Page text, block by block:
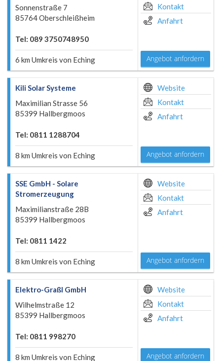
Sonnenstraße 7
85764 Oberschleißheim
Tel: 089 3750748950
6 km Umkreis von Eching
Kontakt
Anfahrt
Angebot anfordern
Kili Solar Systeme
Maximilian Strasse 56
85399 Hallbergmoos
Tel: 0811 1288704
8 km Umkreis von Eching
Website
Kontakt
Anfahrt
Angebot anfordern
SSE GmbH - Solare
Stromerzeugung
Maximilianstraße 28B
85399 Hallbergmoos
Tel: 0811 1422
8 km Umkreis von Eching
Website
Kontakt
Anfahrt
Angebot anfordern
Elektro-Graßl GmbH
Wilhelmstraße 12
85399 Hallbergmoos
Tel: 0811 998270
8 km Umkreis von Eching
Website
Kontakt
Anfahrt
Angebot anfordern